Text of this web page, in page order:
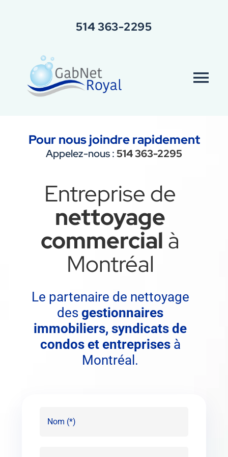
514 363-2295
Services
À propos
FAQ
SOUMISSION
English
Pour nous joindre rapidement
Appelez-nous :514 363-2295
Entreprise de
nettoyage
commercial à
Montréal
Le partenaire de nettoyage
desgestionnaires
immobiliers, syndicats de
condos et entreprisesà
Montréal.